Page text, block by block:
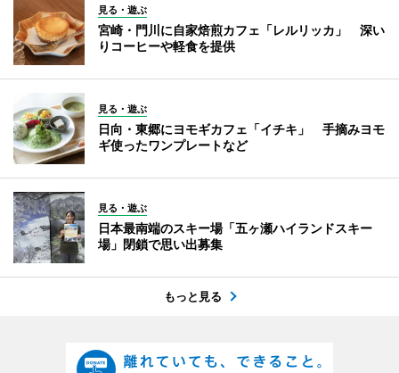
見る・遊ぶ
宮崎・門川に自家焙煎カフェ「レルリッカ」 深い
りコーヒーや軽食を提供
見る・遊ぶ
日向・東郷にヨモギカフェ「イチキ」 手摘みヨモ
ギ使ったワンプレートなど
見る・遊ぶ
日本最南端のスキー場「五ヶ瀬ハイランドスキー
場」閉鎖で思い出募集
もっと見る